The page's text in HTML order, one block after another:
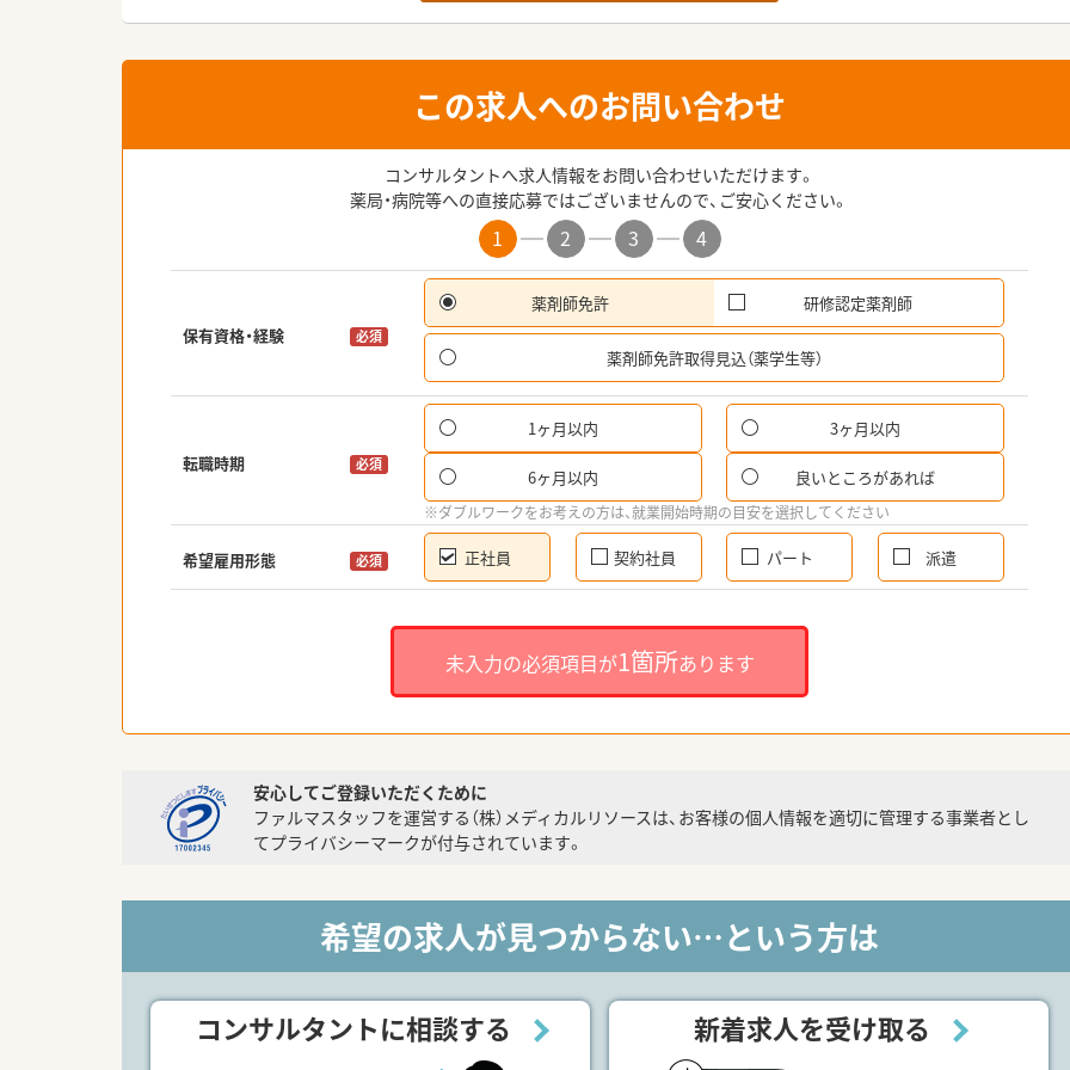
この求人へのお問い合わせ
コンサルタントへ求人情報をお問い合わせいただけます。
薬局・病院等への直接応募ではございませんので、ご安心ください。
1 2 3 4
保有資格・経験 必須
薬剤師免許 研修認定薬剤師
薬剤師免許取得見込（薬学生等）
転職時期 必須
1ヶ月以内 3ヶ月以内
6ヶ月以内 良いところがあれば
※ダブルワークをお考えの方は、就業開始時期の目安を選択してください
希望雇用形態 必須 正社員 契約社員 パート 派遣
未入力の必須項目が1箇所あります
安心してご登録いただくために
ファルマスタッフを運営する（株）メディカルリソースは、お客様の個人情報を適切に管理する事業者とし
てプライバシーマークが付与されています。
希望の求人が見つからない…という方は
コンサルタントに相談する 新着求人を受け取る